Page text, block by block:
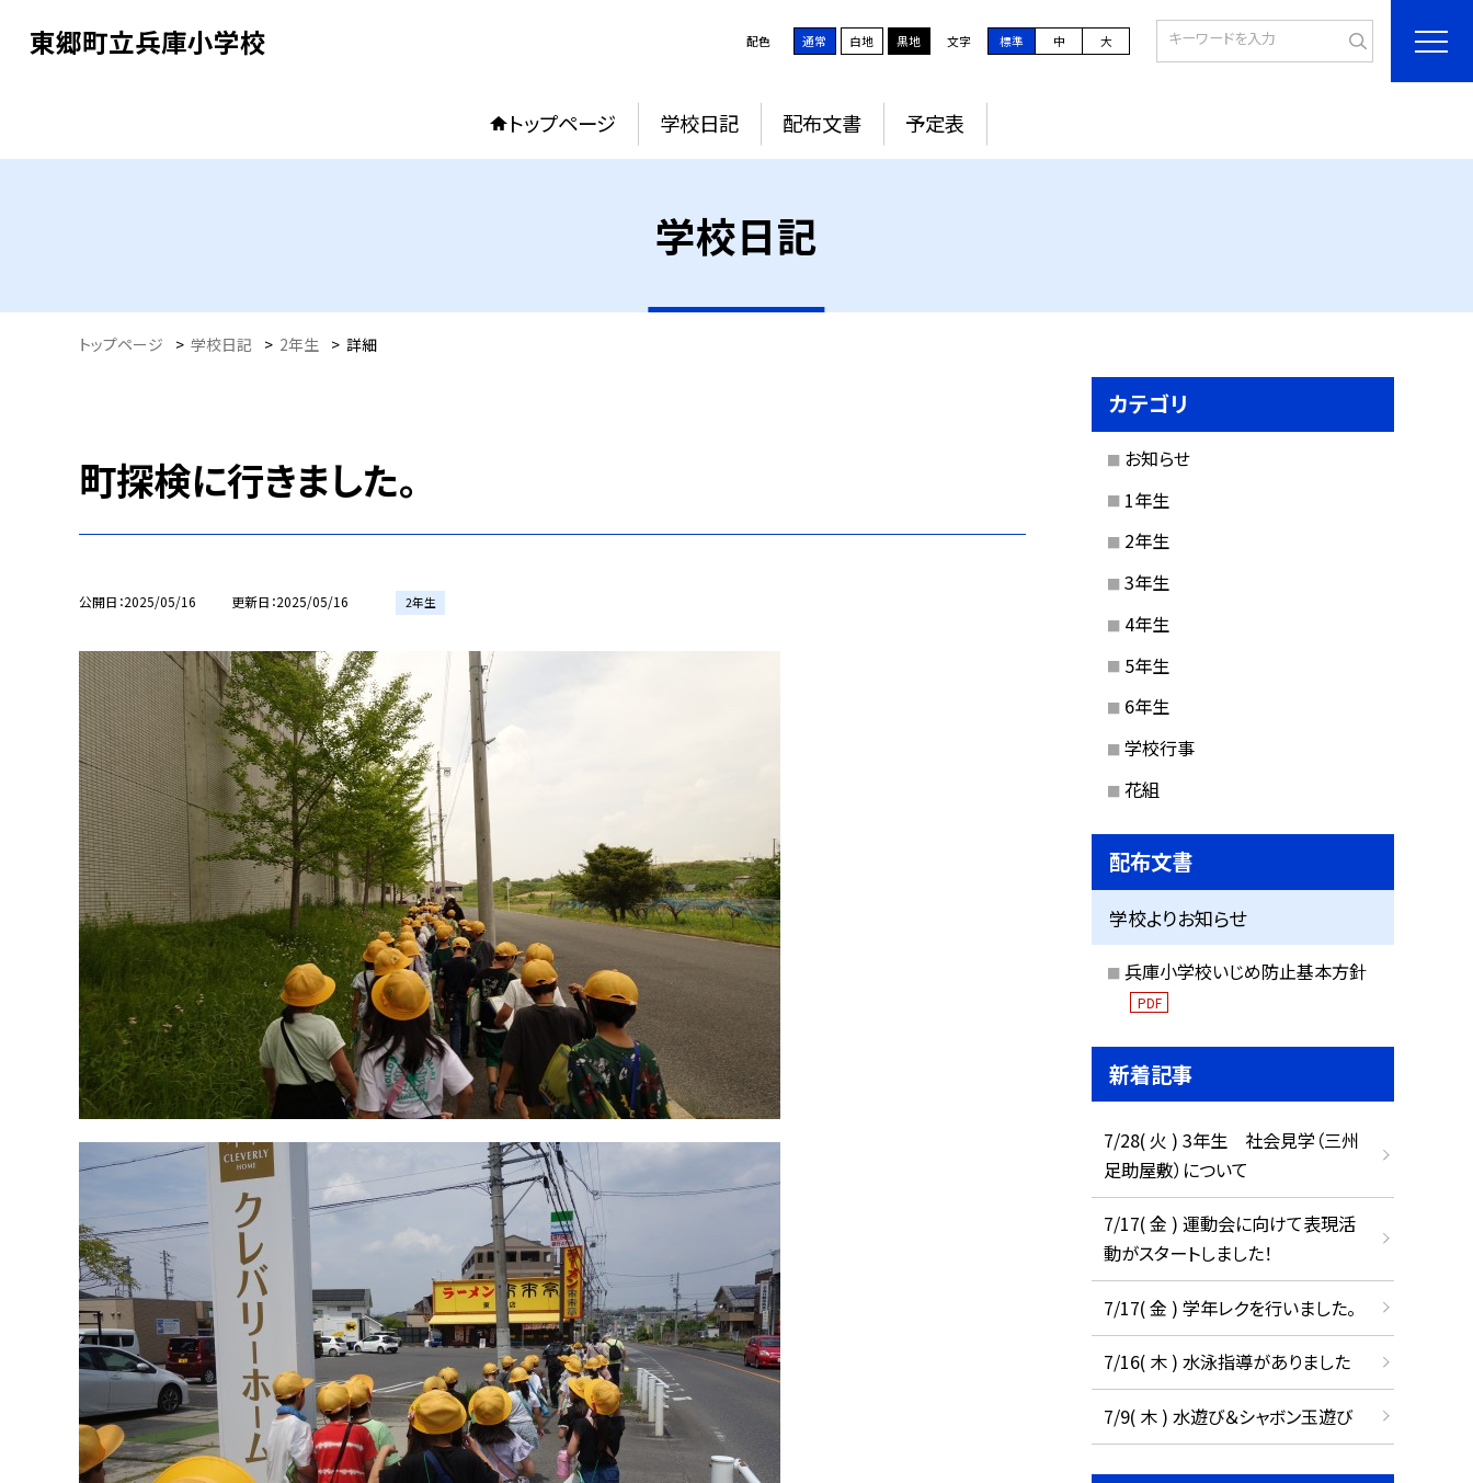
東郷町立兵庫小学校 配色 通常 白地 黒地 文字 標準 中 大
トップページ 学校日記 配布文書 予定表
学校日記
トップページ > 学校日記 > 2年生 > 詳細
町探検に行きました。
公開日 2025/05/16 更新日 2025/05/16 2年生
カテゴリ
お知らせ
1年生
2年生
3年生
4年生
5年生
6年生
学校行事
花組
配布文書
学校よりお知らせ
兵庫小学校いじめ防止基本方針
PDF
新着記事
7/28( 火 ) 3年生 社会見学（三州
足助屋敷）について
7/17( 金 ) 運動会に向けて表現活
動がスタートしました！
7/17( 金 ) 学年レクを行いました。
7/16( 木 ) 水泳指導がありました
7/9( 木 ) 水遊び＆シャボン玉遊び